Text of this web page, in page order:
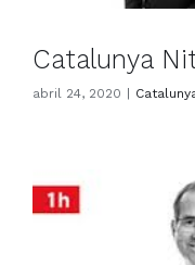
Catalunya
abril 24, 2020